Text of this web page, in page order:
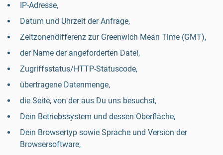
IP-Adresse,
Datum und Uhrzeit der Anfrage,
Zeitzonendifferenz zur Greenwich Mean Time (GMT),
der Name der angeforderten Datei,
Zugriffsstatus/HTTP-Statuscode,
übertragene Datenmenge,
die Seite, von der aus Du uns besuchst,
Dein Betriebssystem und dessen Oberfläche,
Dein Browsertyp sowie Sprache und Version der
Browsersoftware,